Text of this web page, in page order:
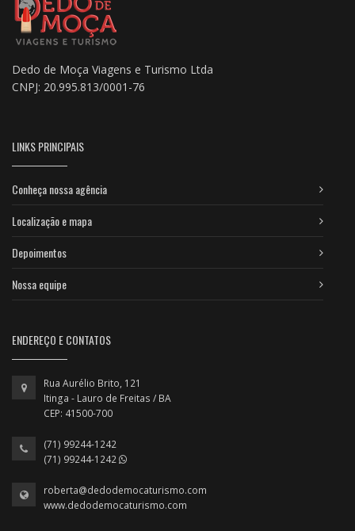
Dedo de Moça Viagens e Turismo Ltda
CNPJ: 20.995.813/0001-76
LINKS PRINCIPAIS
Conheça nossa agência
Localização e mapa
Depoimentos
Nossa equipe
ENDEREÇO E CONTATOS
Rua Aurélio Brito, 121
Itinga - Lauro de Freitas / BA
CEP: 41500-700
(71) 99244-1242
(71) 99244-1242
roberta@dedodemocaturismo.com
www.dedodemocaturismo.com